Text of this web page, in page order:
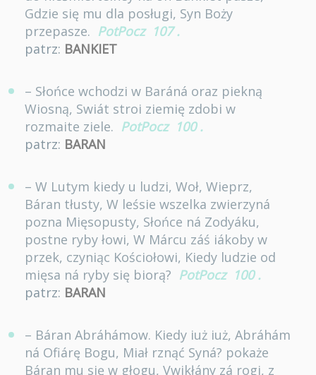
Gdzie się mu dla posługi, Syn Boży
przepasze. PotPocz 107 .
patrz: BANKIET
– Słońce wchodzi w Baráná oraz piekną
Wiosną, Swiát stroi ziemię zdobi w
rozmaite ziele. PotPocz 100 .
patrz: BARAN
– W Lutym kiedy u ludzi, Woł, Wieprz,
Báran tłusty, W leśsie wszelka zwierzyná
pozna Mięsopusty, Słońce ná Zodyáku,
postne ryby łowi, W Márcu záś iákoby w
przek, czyniąc Kościołowi, Kiedy ludzie od
mięsa ná ryby się biorą? PotPocz 100 .
patrz: BARAN
– Báran Abráhámow. Kiedy iuż iuż, Abráhám
ná Ofiárę Bogu, Miał rznąć Syná? pokaże
Báran mu się w głogu, Vwikłány zá rogi, z